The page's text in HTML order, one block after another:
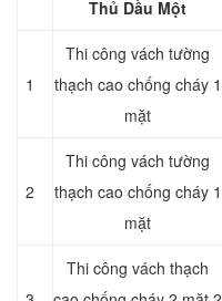
Thủ Dầu Một
1
Thi công vách tường
thạch cao chống cháy 1
mặt
2
Thi công vách tường
thạch cao chống cháy 1
mặt
Thi công vách thạch